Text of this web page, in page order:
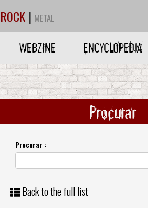
ROCK | METAL
WEBZINE ENCYCLOPEDIA
Procurar
Procurar :
Back to the full list